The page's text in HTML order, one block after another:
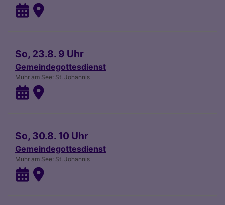
So, 23.8. 9 Uhr
Gemeindegottesdienst
Muhr am See St. Johannis
So, 30.8. 10 Uhr
Gemeindegottesdienst
Muhr am See St. Johannis